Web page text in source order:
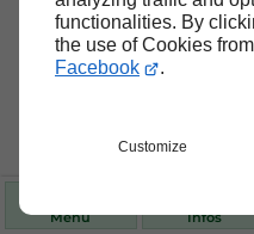
functionalities. By
the use of Cookies
Facebook
.
Customize
Menu Infos
Nos produits